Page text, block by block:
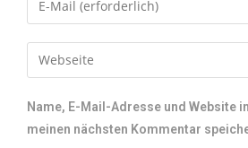
Name, E-Mail-Adresse und Website
meinen nächsten Kommentar